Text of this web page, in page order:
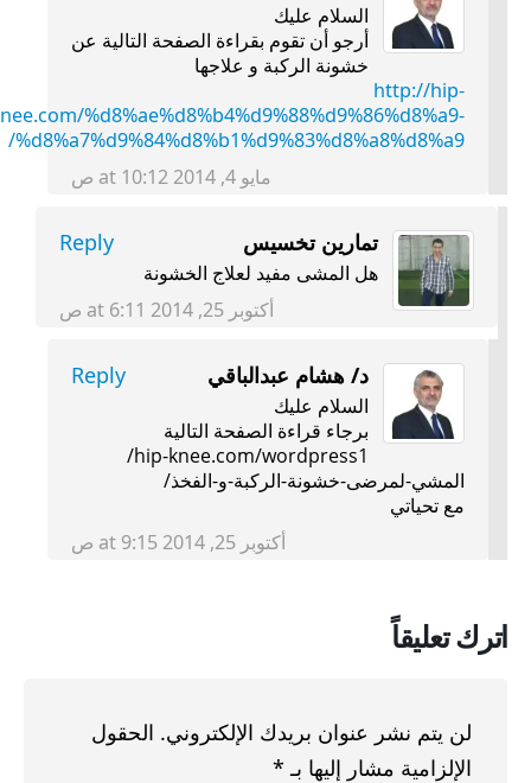
السلام عليك
أرجو أن تقوم بقراءة الصفحة التالية عن
خشونة الركبة و علاجها
http://hip-
%d8%ae%d8%b4%d9%88%d9%86%d8%a9-
%d8%a7%d9%84%d8%b1%d9%83%d8%a8%d8%a9/
مايو 4, 2014 at 10:12 ص
تمارين تخسيس Reply
هل المشى مفيد لعلاج الخشونة
أكتوبر 25, 2014 at 6:11 ص
د/ هشام عبدالباقي Reply
السلام عليك
برجاء قراءة الصفحة التالية
hip-knee.com/wordpress1/
المشي-لمرضى-خشونة-الركبة-و-الفخذ/
مع تحياتي
أكتوبر 25, 2014 at 9:15 ص
اترك تعليقاً
لن يتم نشر عنوان بريدك الإلكتروني. الحقول
الإلزامية مشار إليها بـ *